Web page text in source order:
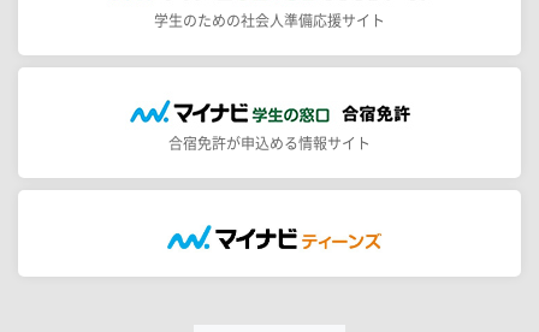
学生のための社会人準備応援サイト
合宿免許が申込める情報サイト